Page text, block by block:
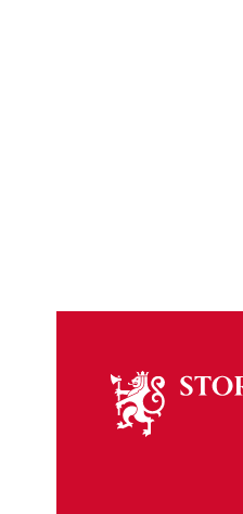
stortinget